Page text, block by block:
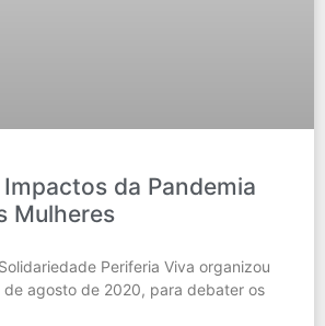
da Pandemia
Mulheres
Periferia Viva organizou
de agosto de 2020, para debater os